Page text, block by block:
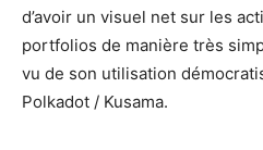
d’avoir un visuel net sur les
portfolios de manière très
vu de son utilisation
Polkadot / Kusama.